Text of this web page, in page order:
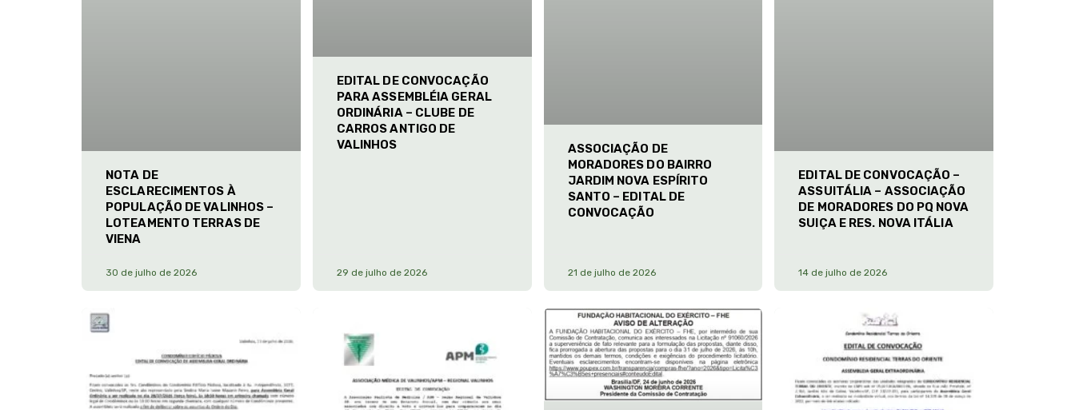
NOTA DE
ESCLARECIMENTOS À
POPULAÇÃO DE VALINHOS –
LOTEAMENTO TERRAS DE
VIENA
30 de julho de 2026
EDITAL DE CONVOCAÇÃO
PARA ASSEMBLÉIA GERAL
ORDINÁRIA – CLUBE DE
CARROS ANTIGO DE
VALINHOS
29 de julho de 2026
ASSOCIAÇÃO DE
MORADORES DO BAIRRO
JARDIM NOVA ESPÍRITO
SANTO – EDITAL DE
CONVOCAÇÃO
21 de julho de 2026
EDITAL DE CONVOCAÇÃO –
ASSUITÁLIA – ASSOCIAÇÃO
DE MORADORES DO PQ NOVA
SUIÇA E RES. NOVA ITÁLIA
14 de julho de 2026